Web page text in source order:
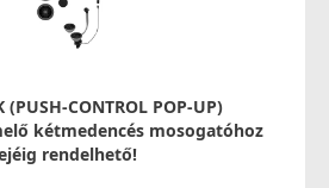
G59 antracit
74 990 Ft
78 990 Ft
(PUSH-CONTROL POP-UP)
kétmedencés mosogatóhoz
rendelhető!